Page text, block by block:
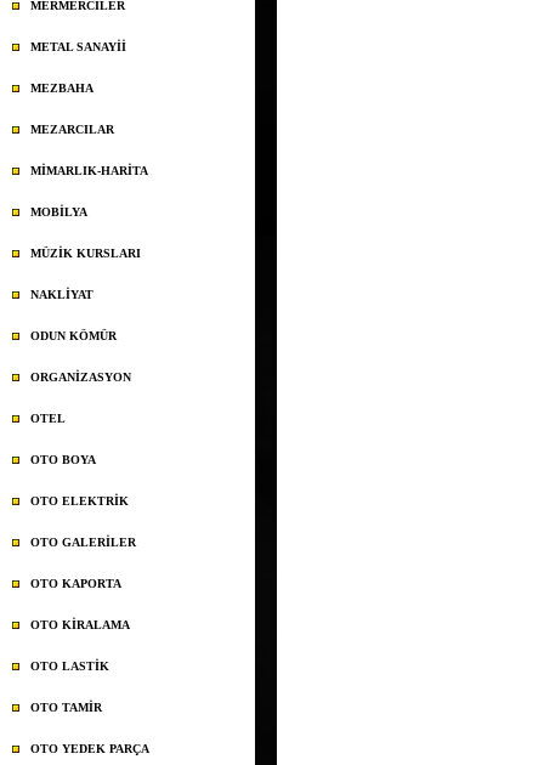
MERMERCİLER
METAL SANAYİİ
MEZBAHA
MEZARCILAR
MİMARLIK-HARİTA
MOBİLYA
MÜZİK KURSLARI
NAKLİYAT
ODUN KÖMÜR
ORGANİZASYON
OTEL
OTO BOYA
OTO ELEKTRİK
OTO GALERİLER
OTO KAPORTA
OTO KİRALAMA
OTO LASTİK
OTO TAMİR
OTO YEDEK PARÇA